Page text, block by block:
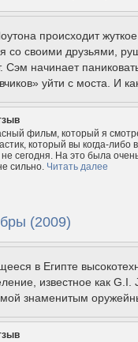
происходит
со своими друзьями,
Сэм начинает
уйти с моста. И
фильм, который я
который вы когда-либо
сегодня. На это была
сильно. Читать далее
(2009)
в Египте
известное как
знаменитым